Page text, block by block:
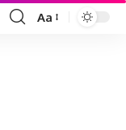
Font
Aa